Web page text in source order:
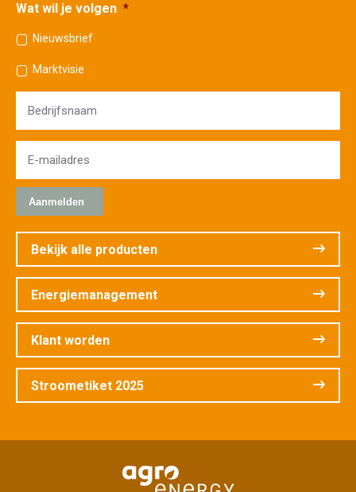
Wat wil je volgen *
Nieuwsbrief
Marktvisie
mailadres *
Bekijk alle producten
Energiemanagement
Klant worden
Stroometiket 2025